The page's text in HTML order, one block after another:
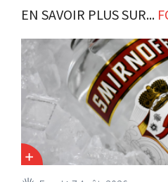
EN SAVOIR PLUS SUR...